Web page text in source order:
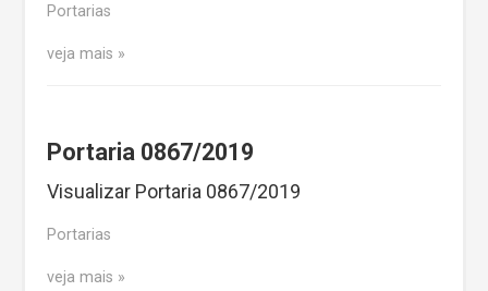
Portarias
veja mais
Portaria 0867/2019
Visualizar Portaria 0867/2019
Portarias
veja mais